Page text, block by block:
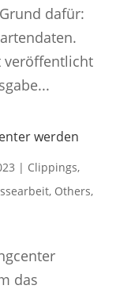
dafür:
veröffentlicht
werden
| Clippings,
, Others,
das